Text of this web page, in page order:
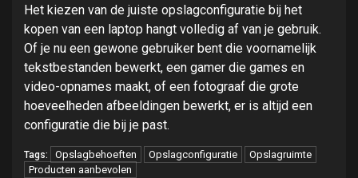
Het kiezen van de juiste opslagconfiguratie bij het
kopen van een laptop hangt volledig af van je gebruik.
Of je nu een gewone gebruiker bent die voornamelijk
tekstbestanden bewerkt, een gamer die games en
video-opnames maakt, of een fotograaf die grote
hoeveelheden afbeeldingen bewerkt, er is altijd een
configuratie die bij je past.
Tags: Opslagbehoeften Opslagconfiguratie
Opslagruimte
Producten aanbevolen